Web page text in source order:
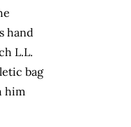
hand
L.L.
bag
him